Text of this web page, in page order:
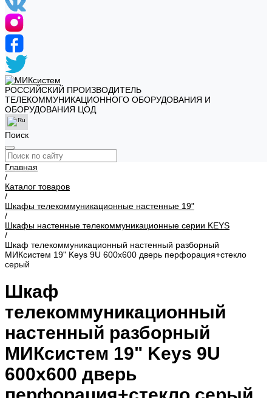
РОССИЙСКИЙ ПРОИЗВОДИТЕЛЬ
ТЕЛЕКОММУНИКАЦИОННОГО ОБОРУДОВАНИЯ И
ОБОРУДОВАНИЯ ЦОД
Поиск
Главная
/
Каталог товаров
/
Шкафы телекоммуникационные настенные 19"
/
Шкафы настенные телекоммуникационные серии KEYS
/
Шкаф телекоммуникационный настенный разборный
МИКсистем 19" Keys 9U 600x600 дверь перфорация+стекло
серый
Шкаф
телекоммуникационный
настенный разборный
МИКсистем 19" Keys 9U
600x600 дверь